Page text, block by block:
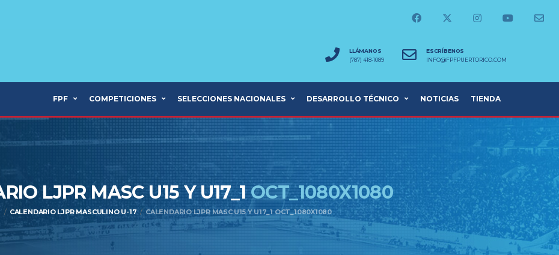
LLÁMANOS
(787) 418-1089
ESCRÍBENOS
INFO@FPFPUERTORICO.COM
FPF COMPETICIONES SELECCIONES NACIONALES DESARROLLO TÉCNICO NOTICIAS TIENDA
LJPR MASC U15 Y U17_1OCT_1080X1080
CALENDARIO LJPR MASCULINO U-17 CALENDARIO LJPR MASC U15 Y U17_1 OCT_1080X1080